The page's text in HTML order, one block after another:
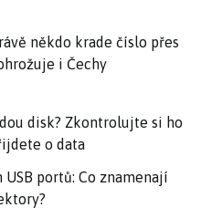
někdo krade číslo přes
i Čechy
disk? Zkontrolujte si ho
o data
portů: Co znamenají